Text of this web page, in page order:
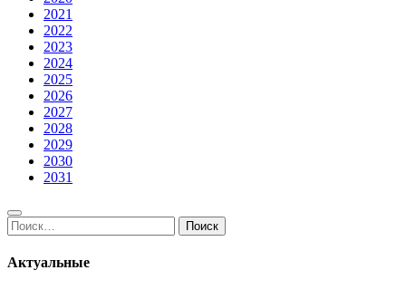
2021
2022
2023
2024
2025
2026
2027
2028
2029
2030
2031
Поиск:
Поиск
Актуальные